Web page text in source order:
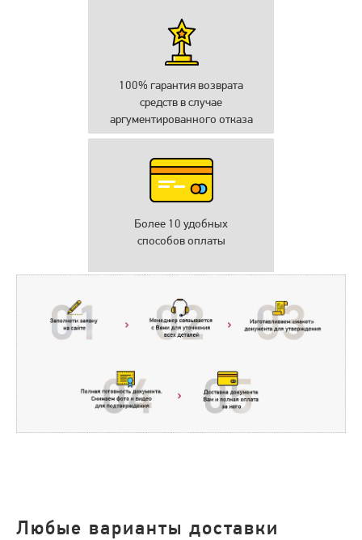
100% гарантия возврата
средств в случае
аргументированного отказа
Более 10 удобных
способов оплаты
Любые варианты доставки